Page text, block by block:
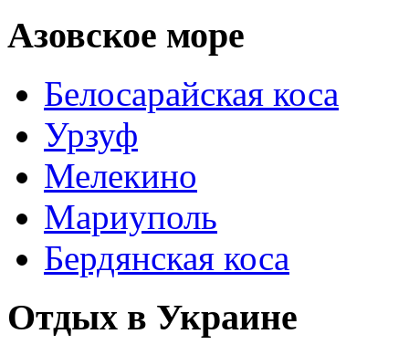
Азовское море
Белосарайская коса
Урзуф
Мелекино
Мариуполь
Бердянская коса
Отдых в Украине